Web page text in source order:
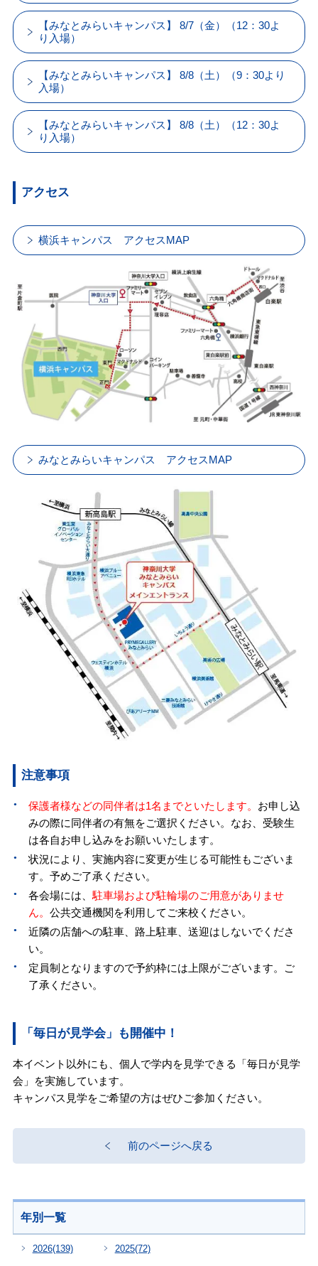
【みなとみらいキャンパス】 8/7（金）（12：30よ
り入場）
【みなとみらいキャンパス】 8/8（土）（9：30より
入場）
【みなとみらいキャンパス】 8/8（土）（12：30よ
り入場）
アクセス
横浜キャンパス アクセスMAP
みなとみらいキャンパス アクセスMAP
注意事項
保護者様などの同伴者は1名までといたします。 お申し込
みの際に同伴者の有無をご選択ください。なお、受験生
は各自お申し込みをお願いいたします。
状況により、実施内容に変更が生じる可能性もございま
す。予めご了承ください。
各会場には、駐車場および駐輪場のご用意がありませ
ん。公共交通機関を利用してご来校ください。
近隣の店舗への駐車、路上駐車、送迎はしないでくださ
い。
定員制となりますので予約枠には上限がございます。ご
了承ください。
「毎日が見学会」も開催中！
本イベント以外にも、個人で学内を見学できる「毎日が見学
会」を実施しています。
キャンパス見学をご希望の方はぜひご参加ください。
前のページへ戻る
年別一覧
2026(139) 2025(72)